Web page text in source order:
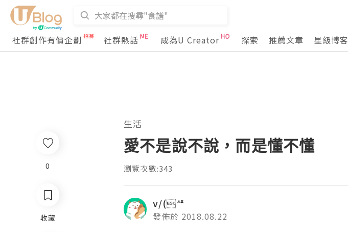
社群創作有價企劃
社群熱話 成為U Creator 探索 推薦文章 星級博客
生活
愛不是說不說，而是懂不懂
瀏覽次數:343
v/(ᄺ
發佈於 2018.08.22
0
收藏